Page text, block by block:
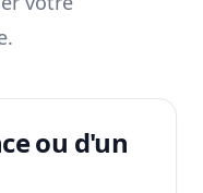
ou d'un